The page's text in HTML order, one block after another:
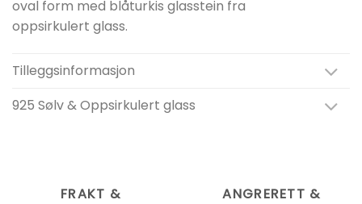
oval form med blåturkis glasstein fra
oppsirkulert glass.
Tilleggsinformasjon
925 Sølv & Oppsirkulert glass
FRAKT &
ANGRERETT &